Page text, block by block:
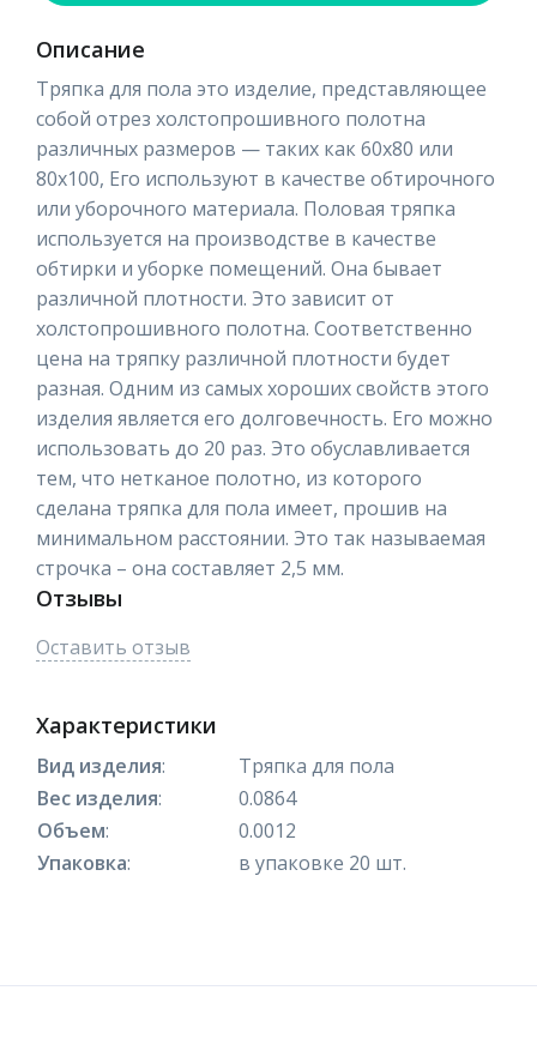
Описание
Тряпка для пола это изделие, представляющее
собой отрез холстопрошивного полотна
различных размеров — таких как 60х80 или
80х100, Его используют в качестве обтирочного
или уборочного материала. Половая тряпка
используется на производстве в качестве
обтирки и уборке помещений. Она бывает
различной плотности. Это зависит от
холстопрошивного полотна. Соответственно
цена на тряпку различной плотности будет
разная. Одним из самых хороших свойств этого
изделия является его долговечность. Его можно
использовать до 20 раз. Это обуславливается
тем, что нетканое полотно, из которого
сделана тряпка для пола имеет, прошив на
минимальном расстоянии. Это так называемая
строчка – она составляет 2,5 мм.
Отзывы
Оставить отзыв
Характеристики
Вид изделия:
Тряпка для пола
Вес изделия:
0.0864
Объем:
0.0012
Упаковка: в упаковке 20 шт.